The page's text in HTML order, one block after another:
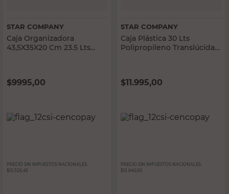
STAR COMPANY
Caja Organizadora
43,5X35X20 Cm 23.5 Lts
$9995,00
PRECIO SIN IMPUESTOS NACIONALES:
$10.326,45
STAR COMPANY
Caja Plástica 30 Lts
Polipropileno Translúcida
$11.995,00
PRECIO SIN IMPUESTOS NACIONALES:
$12.640,50